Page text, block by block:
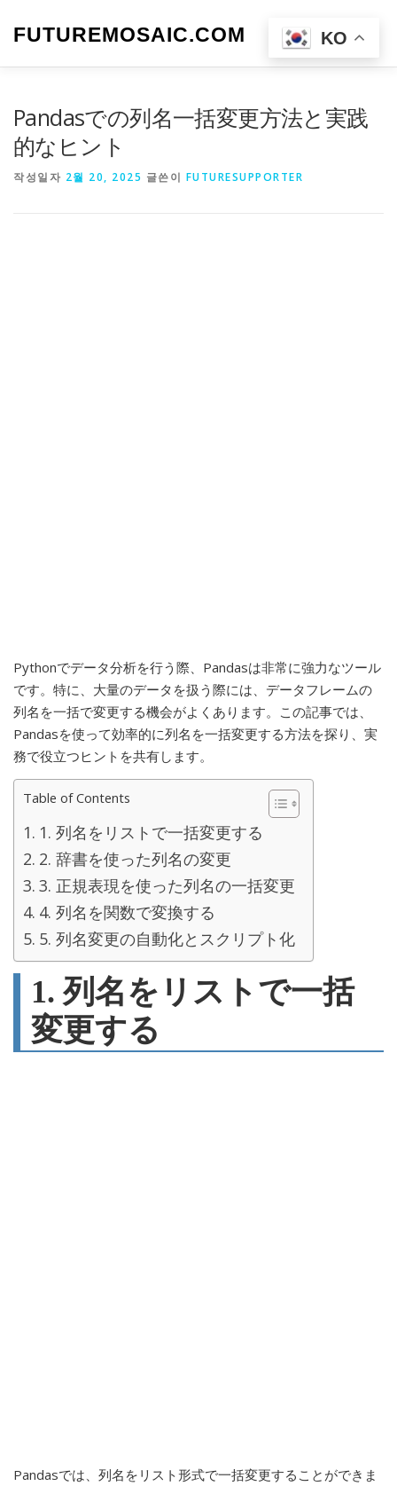
FUTUREMOSAIC.COM 메뉴
Pandasでの列名一括変更方法と実践
的なヒント
작성일자 2월 20, 2025 글쓴이 FUTURESUPPORTER
Pythonでデータ分析を行う際、Pandasは非常に強力なツール
です。特に、大量のデータを扱う際には、データフレームの
列名を一括で変更する機会がよくあります。この記事では、
Pandasを使って効率的に列名を一括変更する方法を探り、実
務で役立つヒントを共有します。
Table of Contents
1. 列名をリストで一括変更する
2. 辞書を使った列名の変更
3. 正規表現を使った列名の一括変更
4. 列名を関数で変換する
5. 列名変更の自動化とスクリプト化
1. 列名をリストで一括
変更する
Pandasでは、列名をリスト形式で一括変更することができま
KO